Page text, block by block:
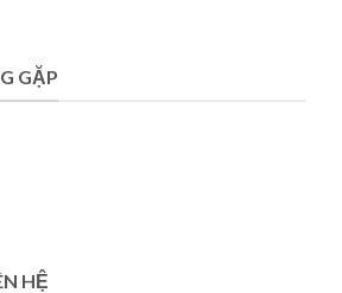
GẶP
HỆ